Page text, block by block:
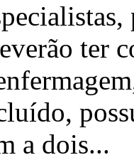
ter
a dois...